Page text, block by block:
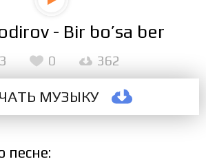
- Bir bo’sa ber
МУЗЫКУ
0 362
песне: